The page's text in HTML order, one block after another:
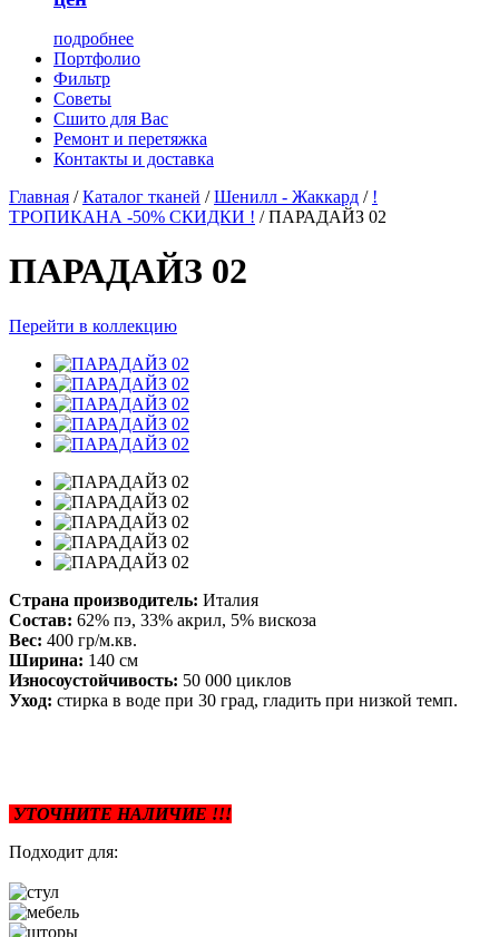
подробнее
Портфолио
Фильтр
Советы
Сшито для Вас
Ремонт и перетяжка
Контакты и доставка
Главная / Каталог тканей / Шенилл - Жаккард / !
ТРОПИКАНА -50% СКИДКИ ! / ПАРАДАЙЗ 02
ПАРАДАЙЗ 02
Перейти в коллекцию
Страна производитель: Италия
Состав: 62% пэ, 33% акрил, 5% вискоза
Вес: 400 гр/м.кв.
Ширина: 140 см
Износоустойчивость: 50 000 циклов
Уход: стирка в воде при 30 град, гладить при низкой темп.
УТОЧНИТЕ НАЛИЧИЕ !!!
Подходит для: